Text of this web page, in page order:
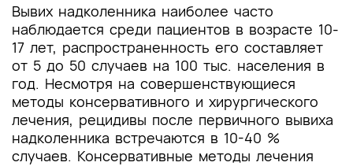
Вывих надколенника наиболее часто
наблюдается среди пациентов в возрасте 10-
17 лет, распространенность его составляет
от 5 до 50 случаев на 100 тыс. населения в
год. Несмотря на совершенствующиеся
методы консервативного и хирургического
лечения, рецидивы после первичного вывиха
надколенника встречаются в 10-40 %
случаев. Консервативные методы лечения